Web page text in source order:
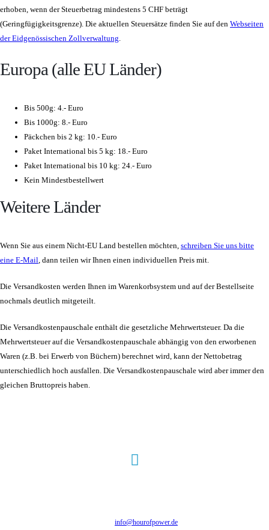
erhoben, wenn der Steuerbetrag mindestens 5 CHF beträgt
(Geringfügigkeitsgrenze). Die aktuellen Steuersätze finden Sie auf den Webseiten
der Eidgenössischen Zollverwaltung.
Europa (alle EU Länder)
Bis 500g: 4.- Euro
Bis 1000g: 8.- Euro
Päckchen bis 2 kg: 10.- Euro
Paket International bis 5 kg: 18.- Euro
Paket International bis 10 kg: 24.- Euro
Kein Mindestbestellwert
Weitere Länder
Wenn Sie aus einem Nicht-EU Land bestellen möchten, schreiben Sie uns bitte
eine E-Mail, dann teilen wir Ihnen einen individuellen Preis mit.
Die Versandkosten werden Ihnen im Warenkorbsystem und auf der Bestellseite
nochmals deutlich mitgeteilt.
Die Versandkostenpauschale enthält die gesetzliche Mehrwertsteuer. Da die
Mehrwertsteuer auf die Versandkostenpauschale abhängig von den erworbenen
Waren (z.B. bei Erwerb von Büchern) berechnet wird, kann der Nettobetrag
unterschiedlich hoch ausfallen. Die Versandkostenpauschale wird aber immer den
gleichen Bruttopreis haben.
info@hourofpower.de